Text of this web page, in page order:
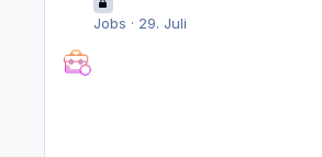
Jobs · 29. Juli